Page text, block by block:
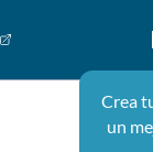
Crea
un